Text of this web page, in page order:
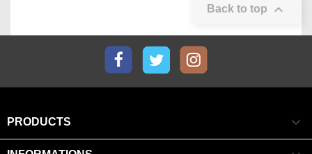
Back to top 
FacebookTwitter
PRODUCTS 